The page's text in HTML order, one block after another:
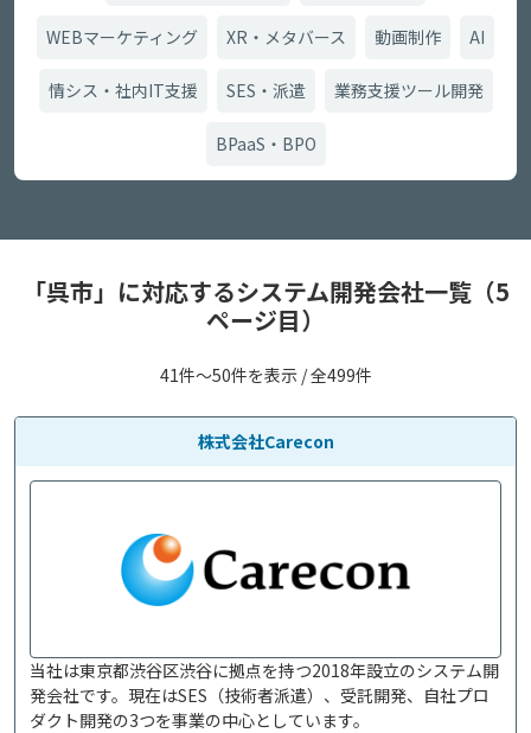
WEBマーケティング XR・メタバース 動画制作 AI
情シス・社内IT支援 SES・派遣 業務支援ツール開発
BPaaS・BPO
「呉市」に対応するシステム開発会社一覧（5
ページ目）
41件〜50件を表示 / 全499件
株式会社Carecon
当社は東京都渋谷区渋谷に拠点を持つ2018年設立のシステム開
発会社です。現在はSES（技術者派遣）、受託開発、自社プロ
ダクト開発の3つを事業の中心としています。